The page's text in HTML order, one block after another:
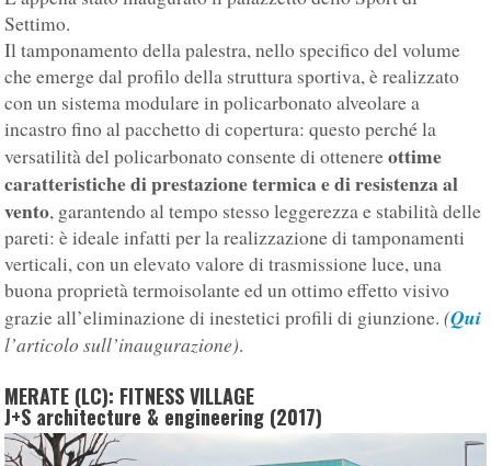
Settimo.
Il tamponamento della palestra, nello specifico del volume
che emerge dal profilo della struttura sportiva, è realizzato
con un sistema modulare in policarbonato alveolare a
incastro fino al pacchetto di copertura: questo perché la
versatilità del policarbonato consente di ottenereottime
caratteristiche di prestazione termica e di resistenza al
vento, garantendo al tempo stesso leggerezza e stabilità delle
pareti: è ideale infatti per la realizzazione di tamponamenti
verticali, con un elevato valore di trasmissione luce, una
buona proprietà termoisolante ed un ottimo effetto visivo
grazie all’eliminazione di inestetici profili di giunzione.(Qui
l’articolo sull’inaugurazione).
MERATE (LC): FITNESS VILLAGE
J+S architecture & engineering (2017)